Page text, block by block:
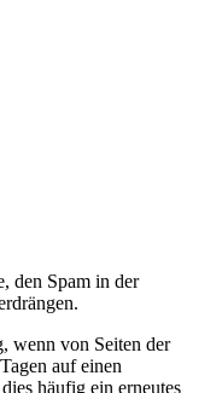
den Spam in der
wenn von Seiten der
auf einen
häufig ein erneutes